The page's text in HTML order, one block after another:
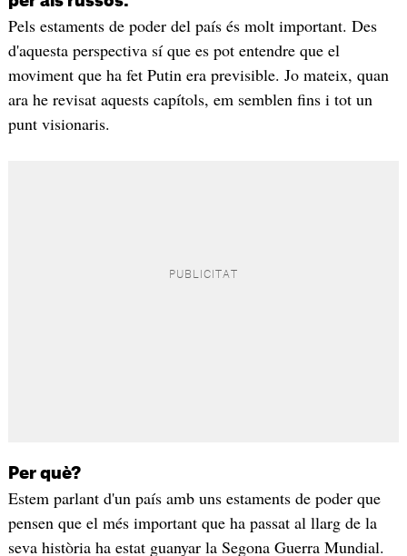
Pels estaments de poder del país és molt important. Des
d'aquesta perspectiva sí que es pot entendre que el
moviment que ha fet Putin era previsible. Jo mateix, quan
ara he revisat aquests capítols, em semblen fins i tot un
punt visionaris.
Per què?
Estem parlant d'un país amb uns estaments de poder que
pensen que el més important que ha passat al llarg de la
seva història ha estat guanyar la Segona Guerra Mundial.